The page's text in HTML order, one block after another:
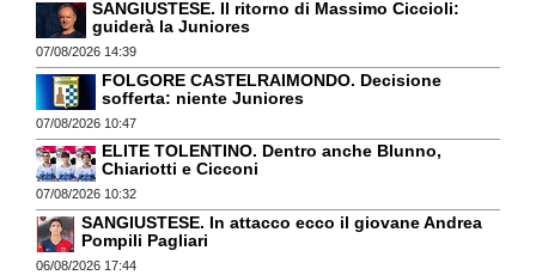
SANGIUSTESE. Il ritorno di Massimo Ciccioli:
guiderà la Juniores
07/08/2026 14:39
FOLGORE CASTELRAIMONDO. Decisione
sofferta: niente Juniores
07/08/2026 10:47
ELITE TOLENTINO. Dentro anche Blunno,
Chiariotti e Cicconi
07/08/2026 10:32
SANGIUSTESE. In attacco ecco il giovane Andrea
Pompili Pagliari
06/08/2026 17:44